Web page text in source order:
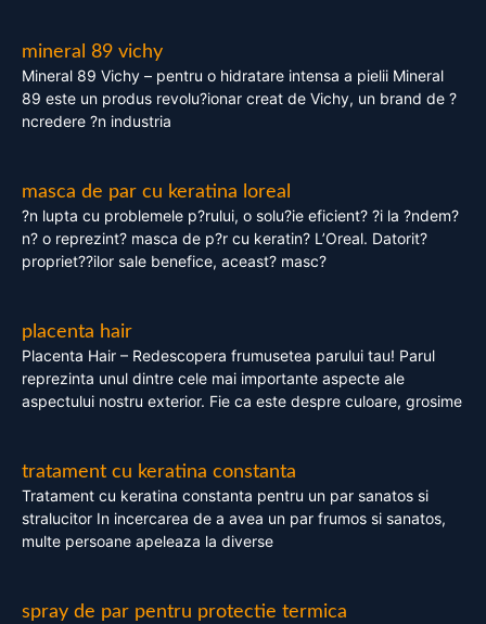
mineral 89 vichy
Mineral 89 Vichy – pentru o hidratare intensa a pielii Mineral
89 este un produs revolu?ionar creat de Vichy, un brand de ?
ncredere ?n industria
masca de par cu keratina loreal
?n lupta cu problemele p?rului, o solu?ie eficient? ?i la ?ndem?
n? o reprezint? masca de p?r cu keratin? L’Oreal. Datorit?
propriet??ilor sale benefice, aceast? masc?
placenta hair
Placenta Hair – Redescopera frumusetea parului tau! Parul
reprezinta unul dintre cele mai importante aspecte ale
aspectului nostru exterior. Fie ca este despre culoare, grosime
tratament cu keratina constanta
Tratament cu keratina constanta pentru un par sanatos si
stralucitor In incercarea de a avea un par frumos si sanatos,
multe persoane apeleaza la diverse
spray de par pentru protectie termica